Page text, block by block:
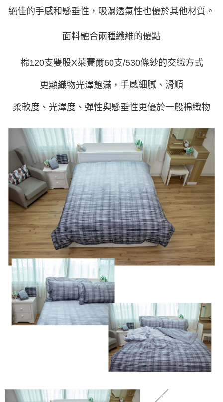
絕佳的手感和懸垂性，吸濕透氣性也優於其他材質。
面料融合兩種纖維的優點
棉120支雙股X萊賽爾60支/530條紗的交織方式
更顯織物光澤飽滿， 手感細膩、滑順
柔軟度、光澤度、彈性與懸垂性更優於一般棉織物